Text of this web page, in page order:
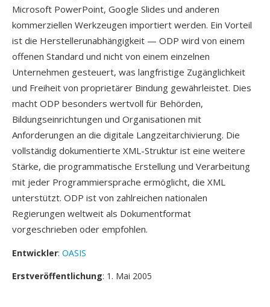
Microsoft PowerPoint, Google Slides und anderen
kommerziellen Werkzeugen importiert werden. Ein Vorteil
ist die Herstellerunabhängigkeit — ODP wird von einem
offenen Standard und nicht von einem einzelnen
Unternehmen gesteuert, was langfristige Zugänglichkeit
und Freiheit von proprietärer Bindung gewährleistet. Dies
macht ODP besonders wertvoll für Behörden,
Bildungseinrichtungen und Organisationen mit
Anforderungen an die digitale Langzeitarchivierung. Die
vollständig dokumentierte XML-Struktur ist eine weitere
Stärke, die programmatische Erstellung und Verarbeitung
mit jeder Programmiersprache ermöglicht, die XML
unterstützt. ODP ist von zahlreichen nationalen
Regierungen weltweit als Dokumentformat
vorgeschrieben oder empfohlen.
Entwickler: OASIS
Erstveröffentlichung: 1. Mai 2005